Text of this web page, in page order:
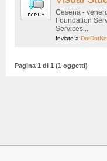
Cesena -
Foundation
Services...
Inviato a
Pagina 1 di 1 (1 oggetti)